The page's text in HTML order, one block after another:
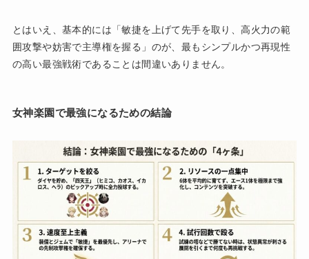
とはいえ、基本的には「敏捷を上げて先手を取り、高火力の範
囲攻撃や妨害で主導権を握る」のが、最もシンプルかつ再現性
の高い最強戦術であることは間違いありません。
女神楽園で最強になるための結論